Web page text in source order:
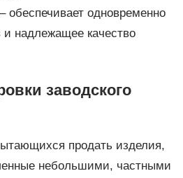
обеспечивает одновременно
и надлежащее качество
заводского
продать изделия,
небольшими, частными